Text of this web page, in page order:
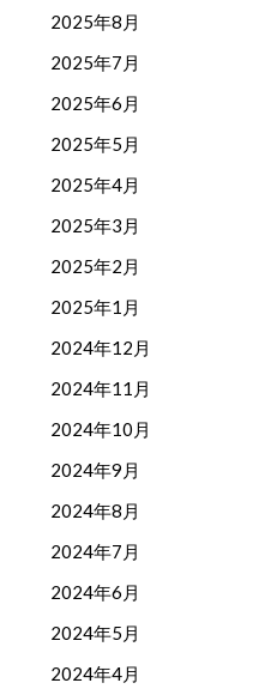
2025年8月
2025年7月
2025年6月
2025年5月
2025年4月
2025年3月
2025年2月
2025年1月
2024年12月
2024年11月
2024年10月
2024年9月
2024年8月
2024年7月
2024年6月
2024年5月
2024年4月